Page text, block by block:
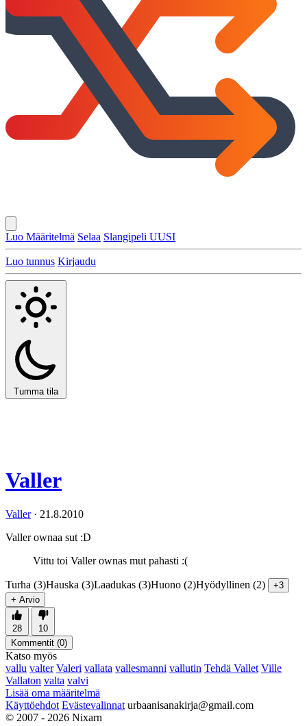
Luo Määritelmä Selaa Slangipeli UUSI
Luo tunnus Kirjaudu
Tumma tila
Valler
Valler · 21.8.2010
Valler ownaa sut :D
Vittu toi Valler ownas mut pahasti :(
Turha (3)Hauska (3)Laadukas (3)Huono (2)Hyödyllinen (2)
+3
+ Arvio
28
10
Kommentit (0)
Katso myös
vallu valter Valeri vallata vallesmanni vallutin Tehdä Vallet Ville
Vallaton valta valvi
Lisää oma määritelmä
Käyttöehdot Evästevalinnat urbaanisanakirja@gmail.com
© 2007 - 2026 Nixarn